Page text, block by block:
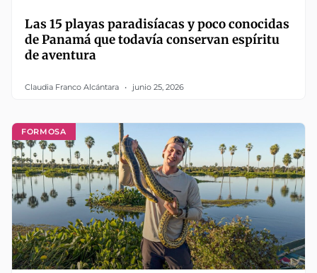
Las 15 playas paradisíacas y poco conocidas
de Panamá que todavía conservan espíritu
de aventura
Claudia Franco Alcántara junio 25, 2026
FORMOSA